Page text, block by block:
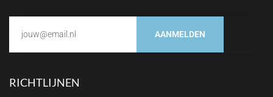
AANMELDEN
RICHTLIJNEN